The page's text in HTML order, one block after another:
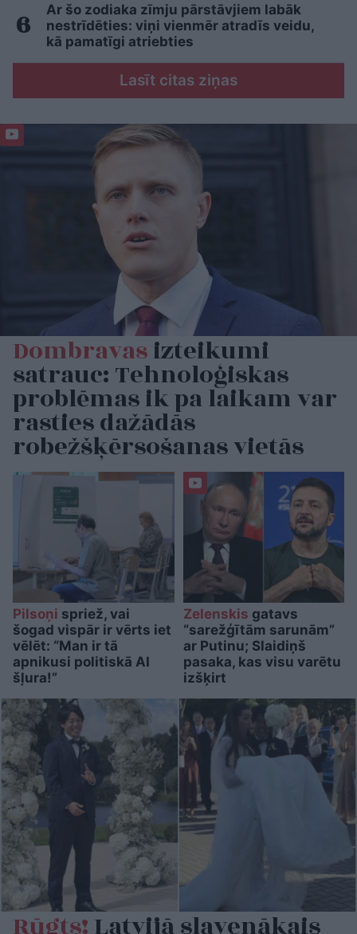
Ar šo zodiaka zīmju pārstāvjiem labāk
nestrīdēties: viņi vienmēr atradīs veidu,
kā pamatīgi atriebties
Lasīt citas ziņas
Dombravasizteikumi
satrauc: Tehnoloģiskas
problēmas ik pa laikam var
rasties dažādās
robežšķērsošanas vietās
Pilsoņi spriež, vai
šogad vispār ir vērts iet
vēlēt: “Man ir tā
apnikusi politiskā AI
šļura!”
Zelenskis gatavs
“sarežģītām sarunām”
ar Putinu; Slaidiņš
pasaka, kas visu varētu
izšķirt